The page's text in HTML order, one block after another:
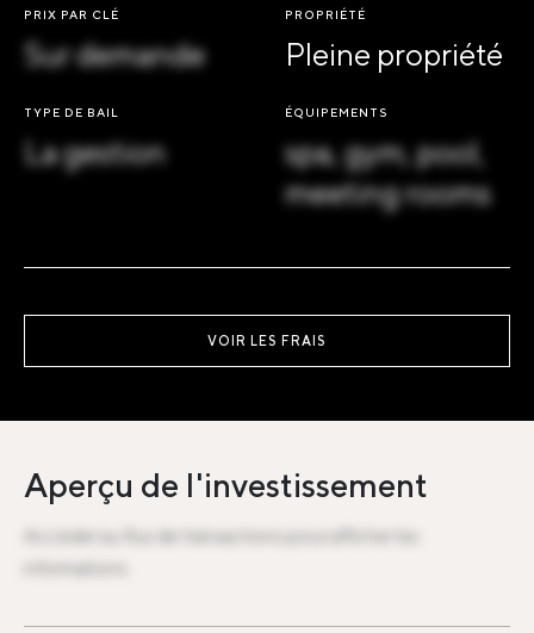
PRIX PAR CLÉ
Sur demande
PROPRIÉTÉ
Pleine propriété
TYPE DE BAIL
La gestion
ÉQUIPEMENTS
spa, gym, pool,
meeting rooms
VOIR LES FRAIS
Aperçu de l'investissement
Accéder au flux de transactions pour afficher les
informations